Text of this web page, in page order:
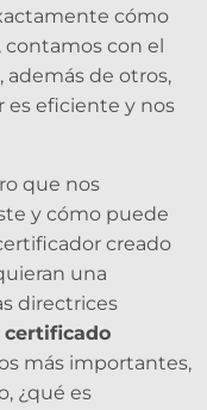
cómo
con el
, además de otros,
es eficiente y nos
que nos
y cómo puede
creado
una
directrices
certificado
más importantes,
¿qué es